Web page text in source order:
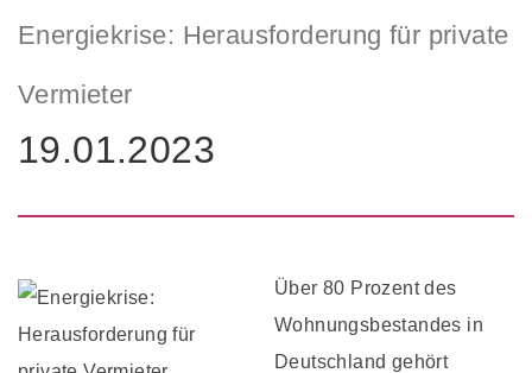
Energiekrise: Herausforderung für private
Vermieter
19.01.2023
Über 80 Prozent des
Wohnungsbestandes in
Deutschland gehört